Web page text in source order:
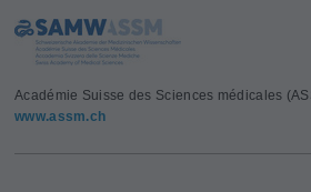
Académie Suisse des Sciences médicales
www.assm.ch